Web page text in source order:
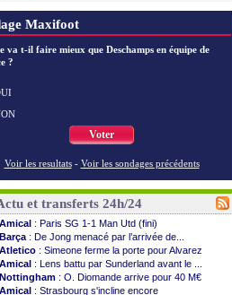
Maxifoot
va t-il faire mieux que Deschamps en équipe de
?
Voter
Voir les resultats - Voir les sondages précédents
et transferts 24h/24
Amical : Paris SG 1-1 Man Utd (fini)
Barça : De Jong menacé par l’arrivée de...
Atletico : Simeone ferme la porte pour Alvarez
Amical : Lens battu par Sunderland avant le ...
Nottingham : O. Diomande arrive pour 40 M€
Amical : Strasbourg s'incline encore